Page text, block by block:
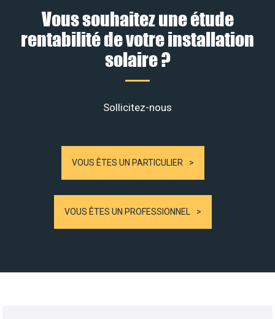
Vous souhaitez une étude
rentabilité de votre installation
solaire ?
Sollicitez-nous
VOUS ÊTES UN PARTICULIER
VOUS ÊTES UN PROFESSIONNEL